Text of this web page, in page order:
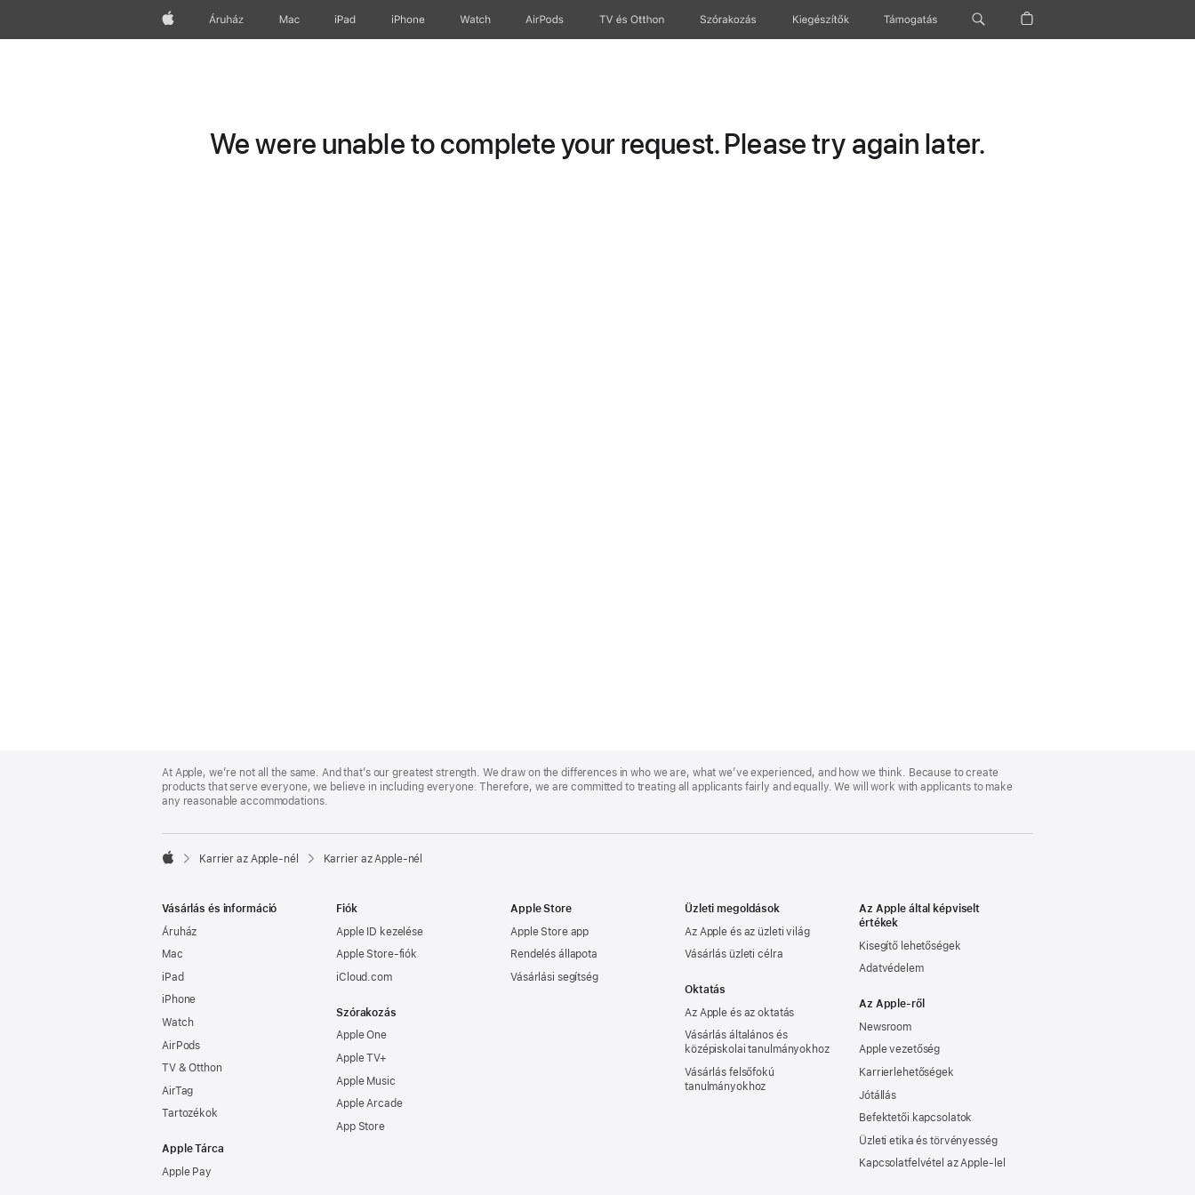
AppleÁruház Mac iPad iPhone Watch AirPods TV és Otthon Szórakozás Kiegészítők Támogatás
We were unable to complete your request. Please try again later.
Footer
At Apple, we’re not all the same. And that’s our greatest strength. We draw on the differences in who we are, what we’ve experienced, and how we think. Because to create
products that serve everyone, we believe in including everyone. Therefore, we are committed to treating all applicants fairly and equally. We will work with applicants to make
any reasonable accommodations.

Karrier az Apple‑nél Karrier az Apple‑nél
Vásárlás és információ
Áruház
Mac
iPad
iPhone
Watch
AirPods
TV & Otthon
AirTag
Tartozékok
Apple Tárca
Apple Pay
Fiók
Apple ID kezelése
Apple Store-fiók
iCloud.com
Szórakozás
Apple One
Apple TV+
Apple Music
Apple Arcade
App Store
Apple Store
Apple Store app
Rendelés állapota
Vásárlási segítség
Üzleti megoldások
Az Apple és az üzleti világ
Vásárlás üzleti célra
Oktatás
Az Apple és az oktatás
Vásárlás általános és
középiskolai tanulmányokhoz
Vásárlás felsőfokú
tanulmányokhoz
Az Apple által képviselt
értékek
Kisegítő lehetőségek
Adatvédelem
Az Apple-ről
Newsroom
Apple vezetőség
Karrierlehetőségek
Jótállás
Befektetői kapcsolatok
Üzleti etika és törvényesség
Kapcsolatfelvétel az Apple-lel